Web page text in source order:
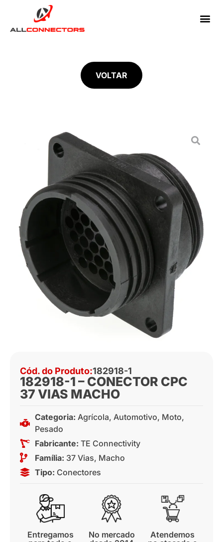
VOLTAR
Cód. do Produto:182918-1
182918-1 – CONECTOR CPC
37 VIAS MACHO
Categoria: Agrícola, Automotivo, Moto,
Pesado
Fabricante: TE Connectivity
Família: 37 Vias, Macho
Tipo: Conectores
Entregamos
No mercado
Atendemos